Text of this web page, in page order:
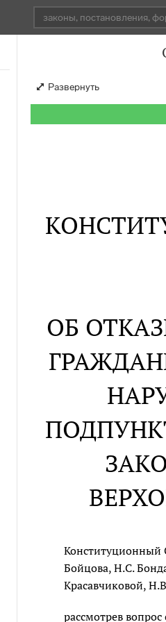
Развернуть
ОБ
Конституционный
Бойцова, Н.С.
Красавчиковой,
рассмотрев